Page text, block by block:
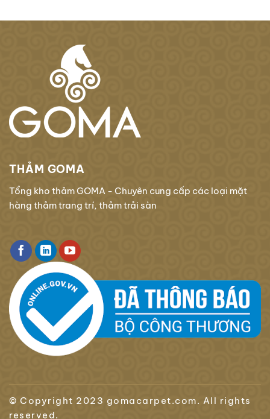
THẢM GOMA
Tổng kho thảm GOMA - Chuyên cung cấp các loại mặt
hàng thảm trang trí, thảm trải sàn
© Copyright 2023 gomacarpet.com. All rights
reserved.